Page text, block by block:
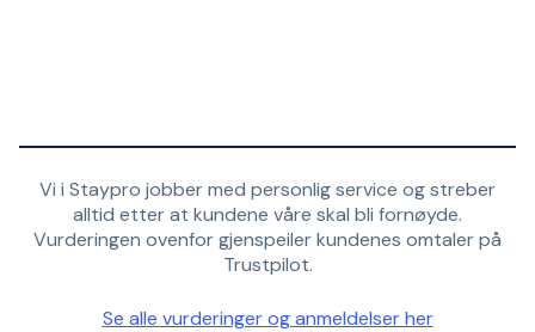
Vi i Staypro jobber med personlig service og streber
alltid etter at kundene våre skal bli fornøyde.
Vurderingen ovenfor gjenspeiler kundenes omtaler på
Trustpilot.
Se alle vurderinger og anmeldelser her